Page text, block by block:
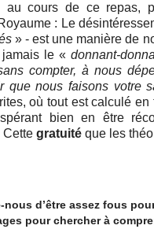
cours de ce repas,
: Le
» - est une manière de
jamais le «donnant-
compter, à nous
que nous faisons votre
où tout est calculé
bien en être
Cette gratuitéque les
nous d’être assez fous
pour chercher à